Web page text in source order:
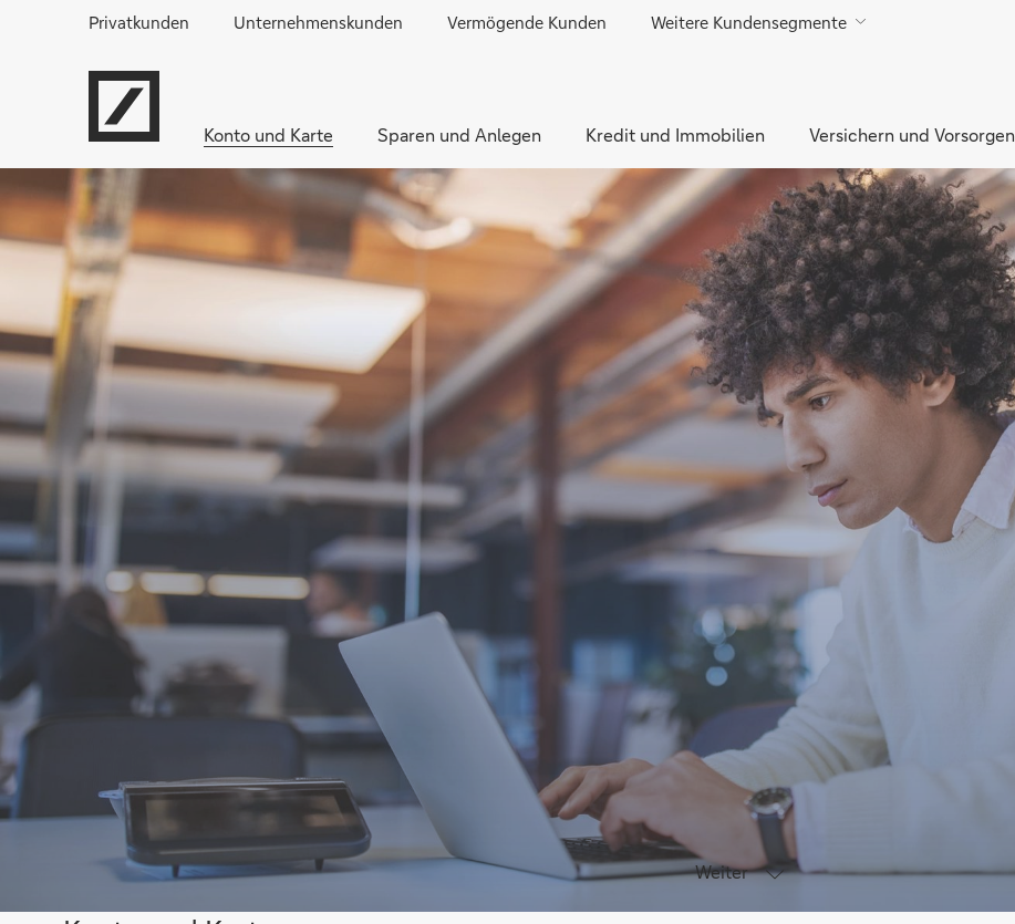
Direkt zur Hauptnavigation (Enter drücken)
Direkt zum Hauptinhalt (Enter drücken)
Privatkunden Unternehmenskunden Vermögende Kunden Weitere Kundensegmente
Konto und Karte Sparen und Anlegen Kredit und Immobilien Versichern und Vorsorgen
Weiter